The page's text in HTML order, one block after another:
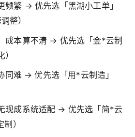
频繁 → 优先选「黑湖小工单」
整）
成本算不清 → 优先选「金*云制
同难 → 优先选「用*云制造」
现成系统适配 → 优先选「简*云
）